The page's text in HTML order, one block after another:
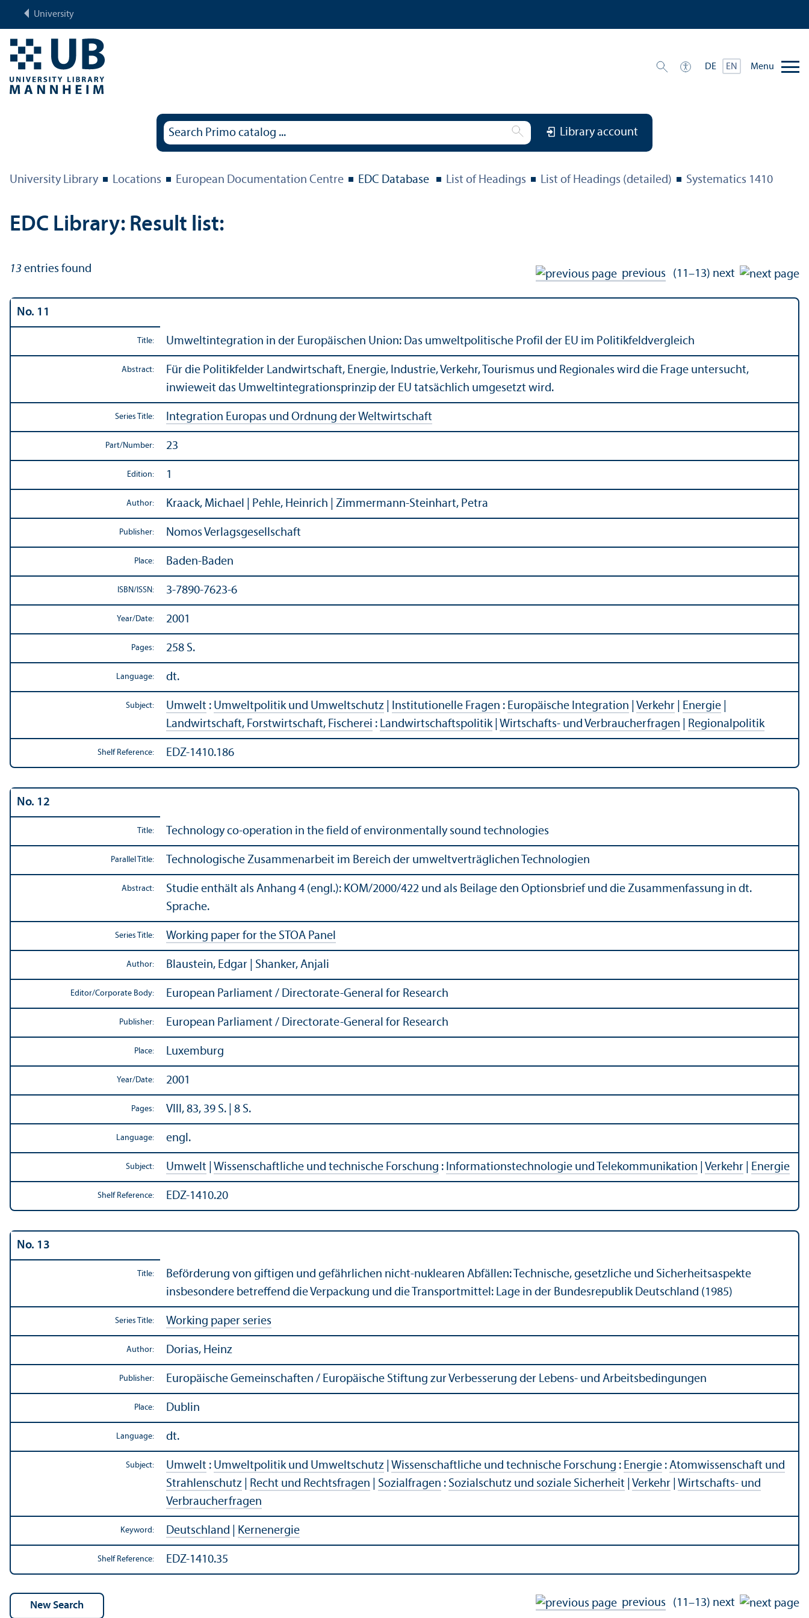
University
DE EN Menu
Library account
University Library Locations European Documentation Centre EDC Database List of Headings List of Headings (detailed) Systematics 1410
EDC Library: Result list:
13 entries found previous (11–13) next
No. 11
Title: Umweltintegration in der Europäischen Union: Das umweltpolitische Profil der EU im Politikfeldvergleich
Abstract:
Für die Politikfelder Landwirtschaft, Energie, Industrie, Verkehr, Tourismus und Regionales wird die Frage untersucht,
inwieweit das Umweltintegrationsprinzip der EU tatsächlich umgesetzt wird.
Series Title: Integration Europas und Ordnung der Weltwirtschaft
Part/Number: 23
Edition: 1
Author: Kraack, Michael | Pehle, Heinrich | Zimmermann-Steinhart, Petra
Publisher: Nomos Verlagsgesellschaft
Place: Baden-Baden
ISBN/ISSN: 3-7890-7623-6
Year/Date: 2001
Pages: 258 S.
Language: dt.
Subject: Umwelt : Umweltpolitik und Umweltschutz Institutionelle Fragen : Europäische Integration Verkehr Energie
Landwirtschaft, Forstwirtschaft, Fischerei : Landwirtschaftspolitik| Wirtschafts- und Verbraucherfragen Regionalpolitik
Shelf Reference: EDZ-1410.186
No. 12
Title: Technology co-operation in the field of environmentally sound technologies
Parallel Title: Technologische Zusammenarbeit im Bereich der umweltverträglichen Technologien
Abstract: Studie enthält als Anhang 4 (engl.): KOM/2000/422 und als Beilage den Optionsbrief und die Zusammenfassung in dt.
Sprache.
Series Title: Working paper for the STOA Panel
Author: Blaustein, Edgar | Shanker, Anjali
Editor/Corporate Body: European Parliament / Directorate-General for Research
Publisher: European Parliament / Directorate-General for Research
Place: Luxemburg
Year/Date: 2001
Pages: VIII, 83, 39 S. | 8 S.
Language: engl.
Subject: Umwelt Wissenschaftliche und technische Forschung : Informationstechnologie und Telekommunikation Verkehr Energie
Shelf Reference: EDZ-1410.20
No. 13
Title:
Beförderung von giftigen und gefährlichen nicht-nuklearen Abfällen: Technische, gesetzliche und Sicherheitsaspekte
insbesondere betreffend die Verpackung und die Transportmittel: Lage in der Bundesrepublik Deutschland (1985)
Series Title: Working paper series
Author: Dorias, Heinz
Publisher: Europäische Gemeinschaften / Europäische Stiftung zur Verbesserung der Lebens- und Arbeitsbedingungen
Place: Dublin
Language: dt.
Subject: Umwelt : Umweltpolitik und Umweltschutz Wissenschaftliche und technische Forschung : Energie : Atomwissenschaft und
Strahlenschutz
Recht und Rechtsfragen Sozialfragen : Sozialschutz und soziale Sicherheit Verkehr Wirtschafts- und
Verbraucherfragen
Keyword: Deutschland Kernenergie
Shelf Reference: EDZ-1410.35
previous (11–13) next